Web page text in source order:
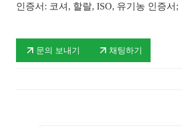
인증서: 코셔, 할랄, ISO, 유기농 인증서;
문의 보내기 채팅하기